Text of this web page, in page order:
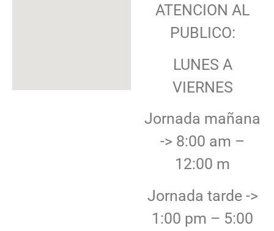
ATENCION AL
PUBLICO:
LUNES A
VIERNES
Jornada mañana
-> 8:00 am –
12:00 m
Jornada tarde ->
1:00 pm – 5:00